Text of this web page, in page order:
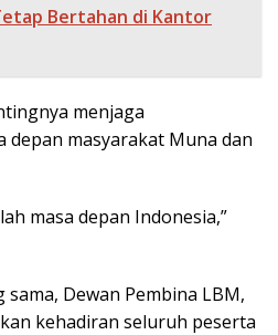
Bertahan di Kantor
menjaga
depan masyarakat Muna dan
masa depan Indonesia,”
Dewan Pembina LBM,
kehadiran seluruh peserta